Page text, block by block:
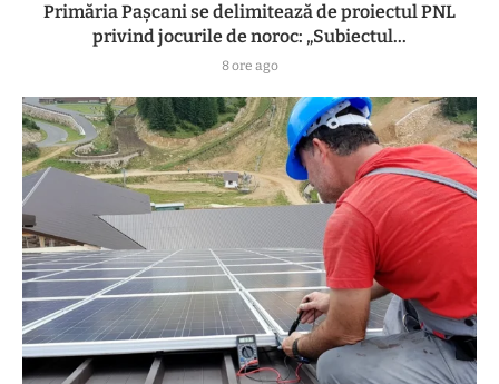
Primăria Pașcani se delimitează de proiectul PNL
privind jocurile de noroc: „Subiectul...
8 ore ago